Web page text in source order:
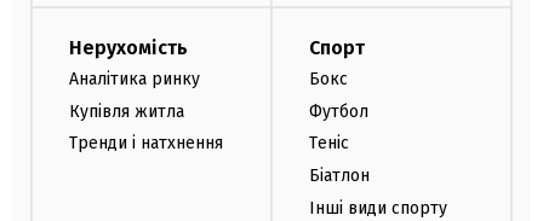
Нерухомість
Аналітика ринку
Купівля житла
Тренди і натхнення
Спорт
Бокс
Футбол
Теніс
Біатлон
Інші види спорту